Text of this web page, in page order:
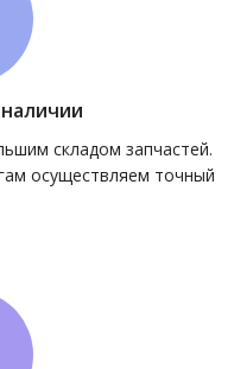
складом запчастей.
осуществляем точный